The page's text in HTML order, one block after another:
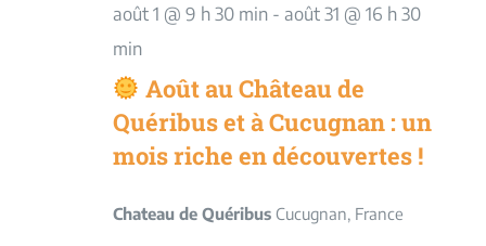
août 1 @ 9 h 30 min- août 31 @ 16 h 30
min
Août au Château de
Quéribus et à Cucugnan : un
mois riche en découvertes !
Chateau de Quéribus Cucugnan, France